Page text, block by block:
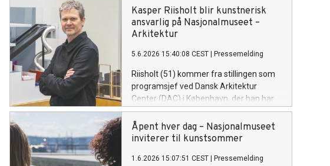
samlingsvisningen til én enkelt
nålevende kunstner.
Kasper Riisholt blir kunstnerisk
ansvarlig på Nasjonalmuseet –
Arkitektur
5.6.2026 15:40:08 CEST Pressemelding
Riisholt (51) kommer fra stillingen som
programsjef ved Dansk Arkitektur
Center (DAC) i København, der han har
arbeidet med å utvikle formater i
skjæringspunktet mellom arkitektur, by
og samfunn.
Åpent hver dag – Nasjonalmuseet
inviterer til kunstsommer
1.6.2026 15:07:51 CEST Pressemelding